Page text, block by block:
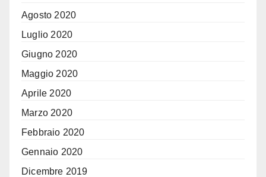
Agosto 2020
Luglio 2020
Giugno 2020
Maggio 2020
Aprile 2020
Marzo 2020
Febbraio 2020
Gennaio 2020
Dicembre 2019